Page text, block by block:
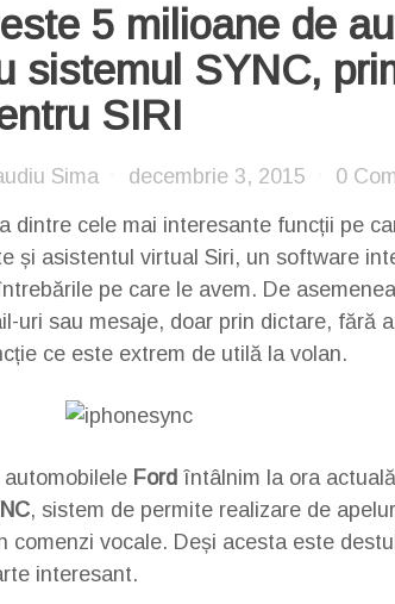
5 milioane de
sistemul SYNC,
SIRI
Sima decembrie 3, 2015 0
dintre cele mai interesante funcții pe
și asistentul virtual Siri, un software
pe care le avem. De
uri sau mesaje, doar prin dictare, fără
ce este extrem de utilă la volan.
automobilele Ford întâlnim la ora
, sistem de permite realizare de
comenzi vocale. Deși acesta este
interesant.